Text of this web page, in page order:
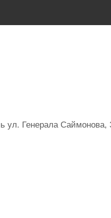
ул. Генерала Саймонова,